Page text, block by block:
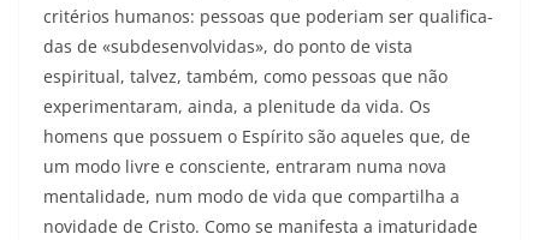
critérios humanos: pessoas que poderiam ser qualifica­
das de «subdesenvolvidas», do ponto de vista
espiritual, talvez, também, como pessoas que não
experimentaram, ainda, a plenitude da vida. Os
homens que possuem o Espírito são aqueles que, de
um modo livre e consciente, entraram numa no­va
mentalidade, num modo de vida que compartilha a
novidade de Cristo. Como se manifesta a imaturidade